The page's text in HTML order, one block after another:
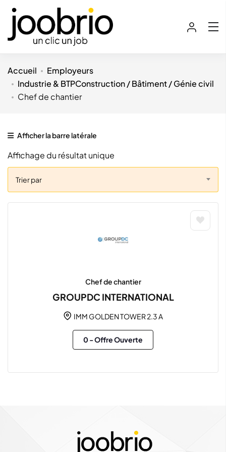
Accueil
Employeurs
Industrie & BTPConstruction / Bâtiment / Génie civil
Chef de chantier
Afficher la barre latérale
Affichage du résultat unique
Trier par
Chef de chantier
GROUPDC INTERNATIONAL
IMM GOLDEN TOWER 2.3 A
0- Offre Ouverte